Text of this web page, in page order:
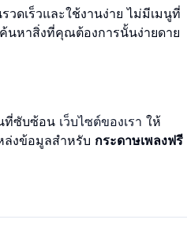
ดเร็วและใช้งานง่าย ไม่มีเมนูที่
นหาสิ่งที่คุณต้องการนั้นง่ายดาย
ที่ซับซ้อน เว็บไซต์ของเรา ให้
ล่งข้อมูลสำหรับ กระดาษเพลงฟรี